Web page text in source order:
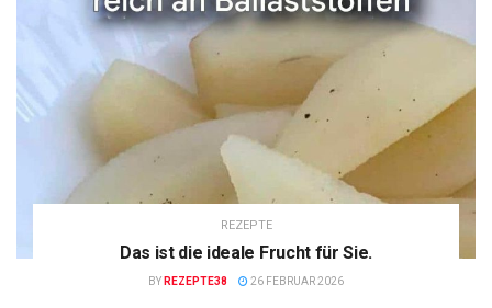
REZEPTE
Das ist die ideale Frucht für Sie.
BY REZEPTE38 26 FEBRUAR 2026